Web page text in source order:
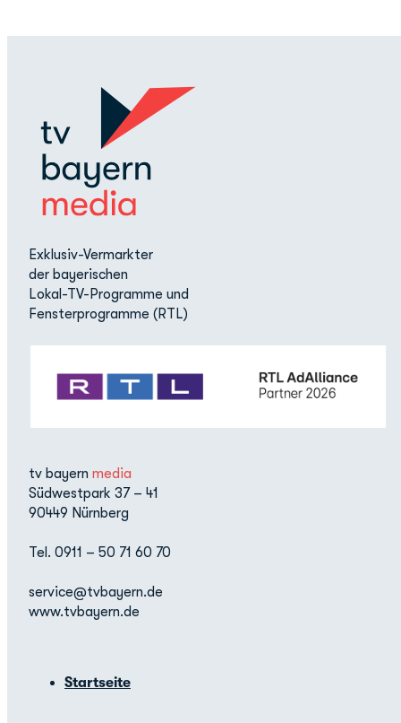
Exklusiv-Vermarkter
der bayerischen
Lokal-TV-Programme und
Fensterprogramme (RTL)
tv bayern media
Südwestpark 37 – 41
90449 Nürnberg
Tel. 0911 – 50 71 60 70
service@tvbayern.de
www.tvbayern.de
Startseite